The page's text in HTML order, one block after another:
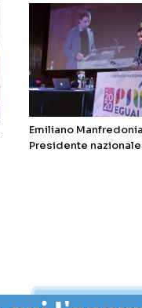
Emiliano
Presidente